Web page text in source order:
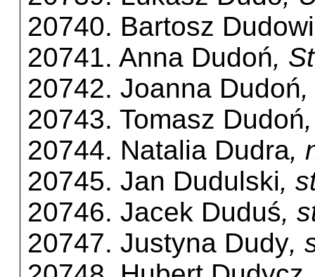
20740. Bartosz
20741. Anna Dudoń,
20742. Joanna Dudoń
20743. Tomasz Dudoń
20744. Natalia Dudra,
20745. Jan Dudulski,
20746. Jacek Duduś,
20747. Justyna Dudy,